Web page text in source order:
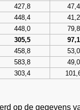
427,8 47,4
448,4 41,2
448,0 79,8
305,5 97,1
458,8 53,0
583,8 49,0
303,4
op de gegevens